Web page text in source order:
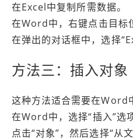
在Excel中复制所需数据。
在Word中，右键点击目标
在弹出的对话框中，选择
方法三：插入对象
这种方法适合需要在Word
在Word中，选择“插入”选
点击“对象”，然后选择“从